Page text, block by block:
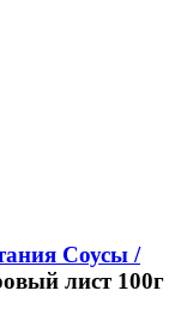
Соусы /
лист 100г